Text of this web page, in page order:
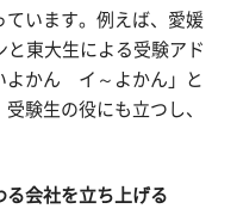
います。例えば、愛媛
と東大生による受験アド
よかん イ～よかん」と
験生の役にも立つし、
る会社を立ち上げる